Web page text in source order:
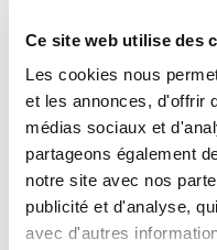
Ce site web utilise des
Les cookies nous
et les annonces, d'offrir
médias sociaux et
partageons également
notre site avec nos
publicité et d'analyse,
avec d'autres
la Meilleure Offre
Vous possédez un Microsoft
souhaitez remplacer par une
proposons une solution simple,
Microsoft Surface Laptop 4, toutes
un processus transparent et un
Pourquoi Revendre